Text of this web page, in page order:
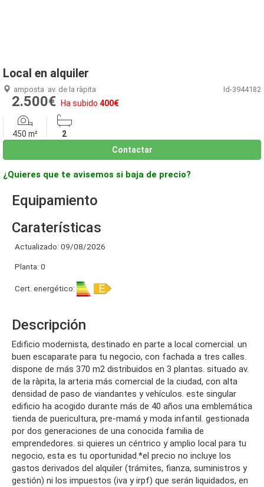
Local en alquiler
amposta av. de la ràpita Id-3944182
2.500€ Ha subido 400€
450 m²
2
Contactar
¿Quieres que te avisemos si baja de precio?
Equipamiento
Caraterísticas
Actualizado: 09/08/2026
Planta: 0
Cert. energético:
Descripción
edificio modernista, destinado en parte a local comercial. un
buen escaparate para tu negocio, con fachada a tres calles.
dispone de más 370 m2 distribuidos en 3 plantas. situado av.
de la ràpita, la arteria más comercial de la ciudad, con alta
densidad de paso de viandantes y vehículos. este singular
edificio ha acogido durante más de 40 años una emblemática
tienda de puericultura, pre-mamá y moda infantil. gestionada
por dos generaciones de una conocida familia de
emprendedores. si quieres un céntrico y amplio local para tu
negocio, esta es tu oportunidad.*el precio no incluye los
gastos derivados del alquiler (trámites, fianza, suministros y
gestión) ni los impuestos (iva y irpf) que serán liquidados, en